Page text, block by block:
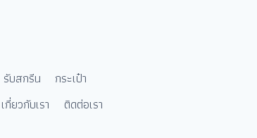
รับสกรีน
กระเป๋า
เกี่ยวกับเรา ติดต่อเรา